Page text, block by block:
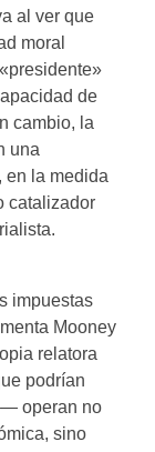
al ver que
moral
de
cambio, la
una
en la medida
catalizador
impuestas
Mooney
relatora
podrían
operan no
sino